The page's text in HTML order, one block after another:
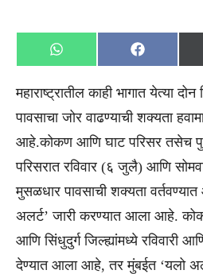
Share
on
WhatsApp
Share
on
Facebook
महाराष्ट्रातील काही भागात येत्या
पावसाचा जोर वाढण्याची शक्यता
आहे.कोकण आणि घाट परिसर तसेच
परिसरात रविवार (६ जुलै) आणि
मुसळधार पावसाची शक्यता
अलर्ट’ जारी करण्यात आला आहे.
आणि सिंधुदुर्ग जिल्ह्यांमध्ये रविवारी
देण्यात आला आहे, तर मुंबईत ‘यलो